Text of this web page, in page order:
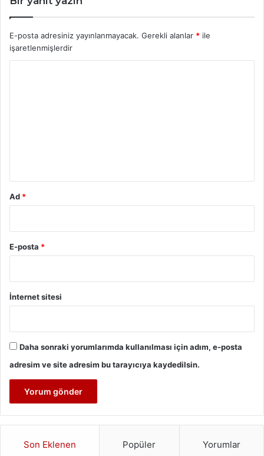
E-posta adresiniz yayınlanmayacak. Gerekli alanlar * ile
işaretlenmişlerdir
Ad *
E-posta *
İnternet sitesi
Daha sonraki yorumlarımda kullanılması için adım, e-posta
adresim ve site adresim bu tarayıcıya kaydedilsin.
Son Eklenen Popüler Yorumlar